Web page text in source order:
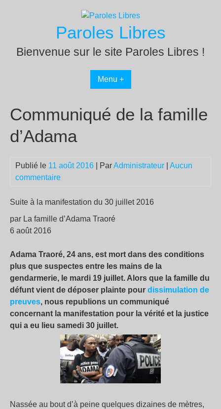
Paroles Libres
Bienvenue sur le site Paroles Libres !
Menu +
Communiqué de la famille
d’Adama
Publié le 11 août 2016 | ParAdministrateur
Aucun
commentaire
Suite à la manifestation du 30 juillet 2016
par La famille d’Adama Traoré
6 août 2016
Adama Traoré, 24 ans, est mort dans des conditions
plus que suspectes entre les mains de la
gendarmerie, le mardi 19 juillet. Alors que la famille du
défunt vient de déposer plainte pour dissimulation de
preuves, nous republions un communiqué
concernant la manifestation pour la vérité et la justice
qui a eu lieu samedi 30 juillet.
Nassée au bout d’à peine quelques dizaines de mètres,